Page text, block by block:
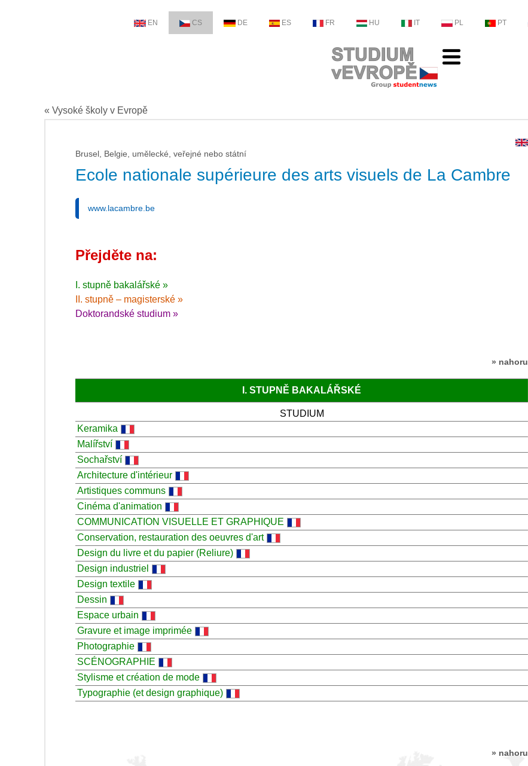
EN CS DE ES FR HU IT PL PT
« Vysoké školy v Evropě
Brusel, Belgie, umělecké, veřejné nebo státní
Ecole nationale supérieure des arts visuels de La Cambre
www.lacambre.be
Přejděte na:
I. stupně bakalářské »
II. stupně – magisterské »
Doktorandské studium »
» nahoru
I. STUPNĚ BAKALÁŘSKÉ
STUDIUM
Keramika
Malířství
Sochařství
Architecture d'intérieur
Artistiques communs
Cinéma d'animation
COMMUNICATION VISUELLE ET GRAPHIQUE
Conservation, restauration des oeuvres d'art
Design du livre et du papier (Reliure)
Design industriel
Design textile
Dessin
Espace urbain
Gravure et image imprimée
Photographie
SCÉNOGRAPHIE
Stylisme et création de mode
Typographie (et design graphique)
» nahoru